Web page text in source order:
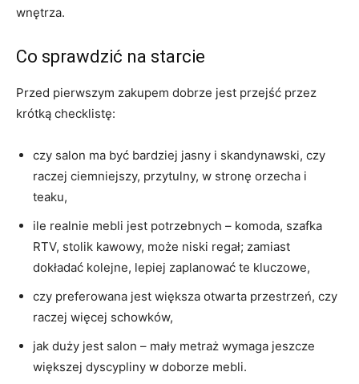
wnętrza.
Co sprawdzić na starcie
Przed pierwszym zakupem dobrze jest przejść przez
krótką checklistę:
czy salon ma być bardziej jasny i skandynawski, czy
raczej ciemniejszy, przytulny, w stronę orzecha i
teaku,
ile realnie mebli jest potrzebnych – komoda, szafka
RTV, stolik kawowy, może niski regał; zamiast
dokładać kolejne, lepiej zaplanować te kluczowe,
czy preferowana jest większa otwarta przestrzeń, czy
raczej więcej schowków,
jak duży jest salon – mały metraż wymaga jeszcze
większej dyscypliny w doborze mebli.